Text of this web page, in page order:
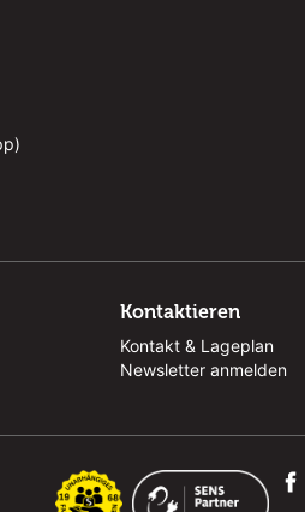
Kontaktieren
Kontakt & Lageplan
Newsletter anmelden